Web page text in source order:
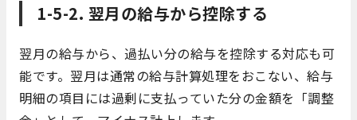
1-5-2. 翌月の給与から控除する
翌月の給与から、過払い分の給与を控除する対応も可
能です。翌月は通常の給与計算処理をおこない、給与
明細の項目には過剰に支払っていた分の金額を「調整